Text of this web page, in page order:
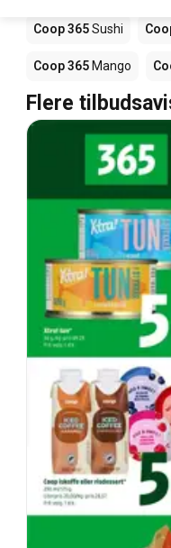
Coop 365Sushi
Coop 365 Mango
Flere